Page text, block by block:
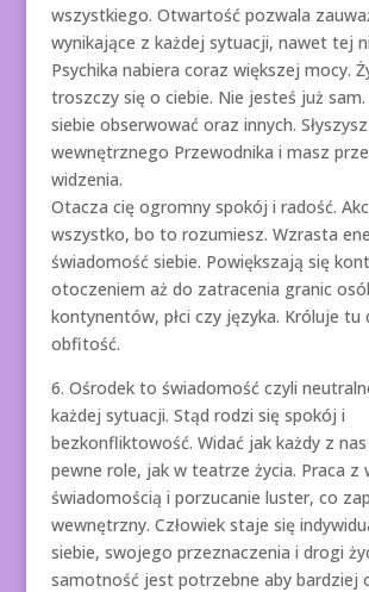
wszystkiego. Otwartość pozwala
wynikające z każdej sytuacji, nawet tej
Psychika nabiera coraz większej mocy.
troszczy się o ciebie. Nie jesteś już
siebie obserwować oraz innych.
wewnętrznego Przewodnika i masz
widzenia.
Otacza cię ogromny spokój i radość.
wszystko, bo to rozumiesz. Wzrasta
świadomość siebie. Powiększają się
otoczeniem aż do zatracenia granic
kontynentów, płci czy języka. Króluje tu
obfitość.
6. Ośrodek to świadomość czyli
każdej sytuacji. Stąd rodzi się spokój i
bezkonfliktowość. Widać jak każdy z
pewne role, jak w teatrze życia. Praca z
świadomością i porzucanie luster, co
wewnętrzny. Człowiek staje się
siebie, swojego przeznaczenia i drogi
samotność jest potrzebne aby bardziej